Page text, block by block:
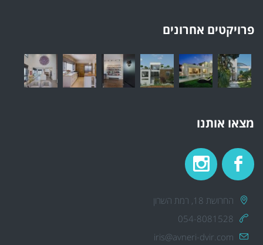
פרויקטים אחרונים
מצאו אותנו
החרושת 18, רמת השרון
054-8081528
iris@avneri-dvir.com